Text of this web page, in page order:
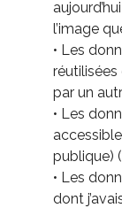
l’image
• Les
réutilisées
par un
• Les
publique)
• Les
dont